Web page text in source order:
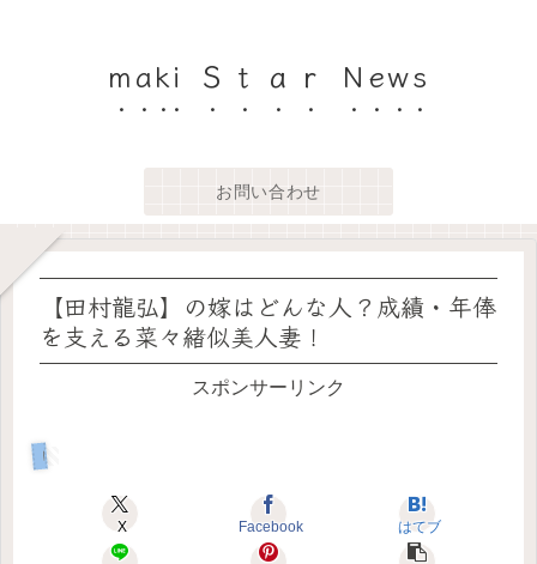
maki Ｓｔａｒ News
お問い合わせ
【田村龍弘】の嫁はどんな人？成績・年俸
を支える菜々緖似美人妻！
スポンサーリンク
トレンド
X Facebook はてブ